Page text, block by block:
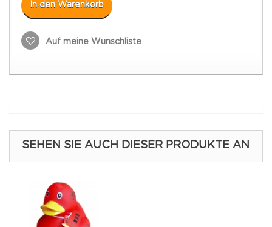
In den Warenkorb
Auf meine Wunschliste
SEHEN SIE AUCH DIESER PRODUKTE AN